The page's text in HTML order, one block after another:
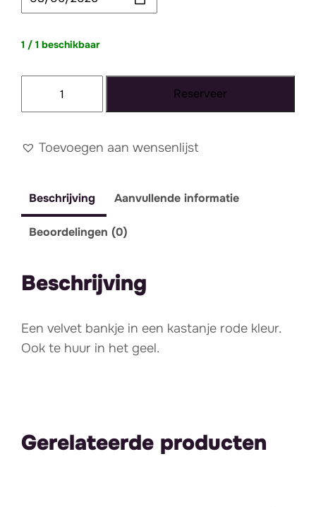
1 / 1 beschikbaar
kastanje
groot
Reserveer
Toevoegen aan wensenlijst
Beschrijving Aanvullende informatie
Beoordelingen (0)
Beschrijving
Een velvet bankje in een kastanje rode kleur.
Ook te huur in het geel.
Gerelateerde producten